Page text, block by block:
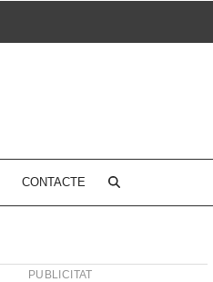
CONTACTE
PUBLICITAT